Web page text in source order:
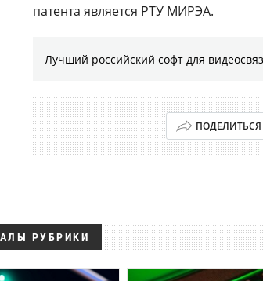
патента является РТУ МИРЭА.
Лучший российский софт для
ПОДЕЛИТЬСЯ
РУБРИКИ